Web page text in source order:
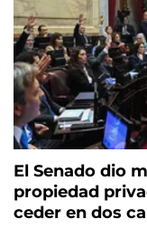
El Senado dio
propiedad
ceder en dos